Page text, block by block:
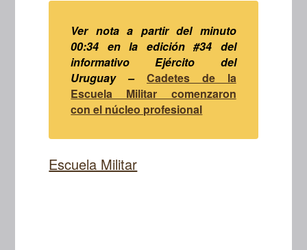
Ver nota a partir del minuto
00:34 en la edición #34 del
informativo Ejército del
Uruguay – Cadetes de la
Escuela Militar comenzaron
con el núcleo profesional
Escuela Militar